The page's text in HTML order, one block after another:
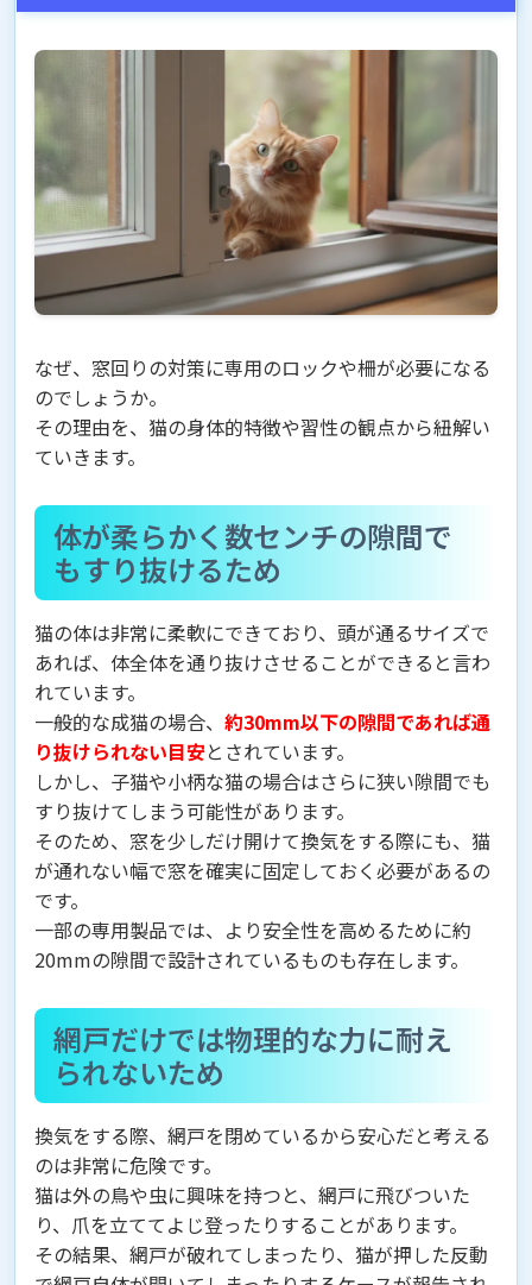
なぜ、窓回りの対策に専用のロックや柵が必要になる
のでしょうか。
その理由を、猫の身体的特徴や習性の観点から紐解い
ていきます。
体が柔らかく数センチの隙間で
もすり抜けるため
猫の体は非常に柔軟にできており、頭が通るサイズで
あれば、体全体を通り抜けさせることができると言わ
れています。
一般的な成猫の場合、 約30mm以下の隙間であれば通
り抜けられない目安とされています。
しかし、子猫や小柄な猫の場合はさらに狭い隙間でも
すり抜けてしまう可能性があります。
そのため、窓を少しだけ開けて換気をする際にも、猫
が通れない幅で窓を確実に固定しておく必要があるの
です。
一部の専用製品では、より安全性を高めるために約
20mmの隙間で設計されているものも存在します。
網戸だけでは物理的な力に耐え
られないため
換気をする際、網戸を閉めているから安心だと考える
のは非常に危険です。
猫は外の鳥や虫に興味を持つと、網戸に飛びついた
り、爪を立ててよじ登ったりすることがあります。
その結果、網戸が破れてしまったり、猫が押した反動